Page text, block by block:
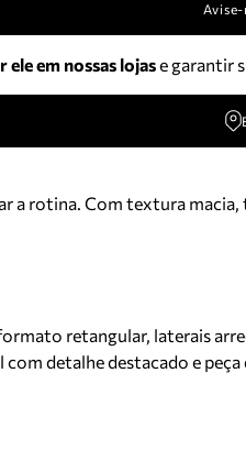
Avise-
em nossas lojase garantir
a rotina. Com textura
retangular, laterais
detalhe destacado e peça